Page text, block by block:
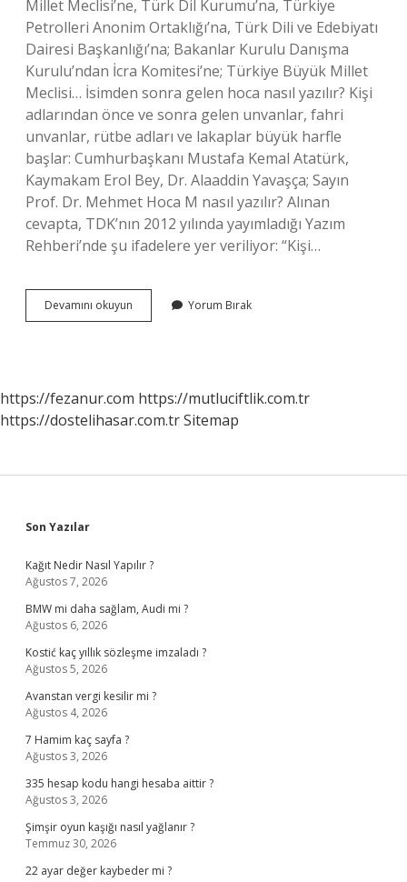
Millet Meclisi’ne, Türk Dil Kurumu’na, Türkiye
Petrolleri Anonim Ortaklığı’na, Türk Dili ve Edebiyatı
Dairesi Başkanlığı’na; Bakanlar Kurulu Danışma
Kurulu’ndan İcra Komitesi’ne; Türkiye Büyük Millet
Meclisi… İsimden sonra gelen hoca nasıl yazılır? Kişi
adlarından önce ve sonra gelen unvanlar, fahri
unvanlar, rütbe adları ve lakaplar büyük harfle
başlar: Cumhurbaşkanı Mustafa Kemal Atatürk,
Kaymakam Erol Bey, Dr. Alaaddin Yavaşça; Sayın
Prof. Dr. Mehmet Hoca M nasıl yazılır? Alınan
cevapta, TDK’nın 2012 yılında yayımladığı Yazım
Rehberi’nde şu ifadelere yer veriliyor: “Kişi…
Devamını okuyun
Hocanın
Yorum Bırak
https://fezanur.com https://mutluciftlik.com.tr
https://dostelihasar.com.trSitemap
Sidebar
Son Yazılar
Kağıt Nedir Nasıl Yapılır ?
Ağustos 7, 2026
BMW mi daha sağlam, Audi mi ?
Ağustos 6, 2026
Kostić kaç yıllık sözleşme imzaladı ?
Ağustos 5, 2026
Avanstan vergi kesilir mi ?
Ağustos 4, 2026
7 Hamim kaç sayfa ?
Ağustos 3, 2026
335 hesap kodu hangi hesaba aittir ?
Ağustos 3, 2026
Şimşir oyun kaşığı nasıl yağlanır ?
Temmuz 30, 2026
22 ayar değer kaybeder mi ?